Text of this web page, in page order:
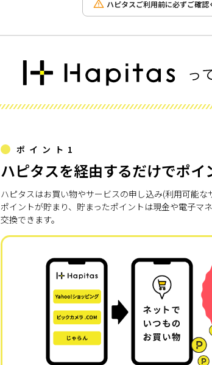
ハピタスご利用前に必ずご確認
ポイント1
ハピタスを経由するだけでポイ
ハピタスはお買い物やサービスの申し込み(利用可能な
ポイントが貯まり、貯まったポイントは現金や電子マ
交換できます。